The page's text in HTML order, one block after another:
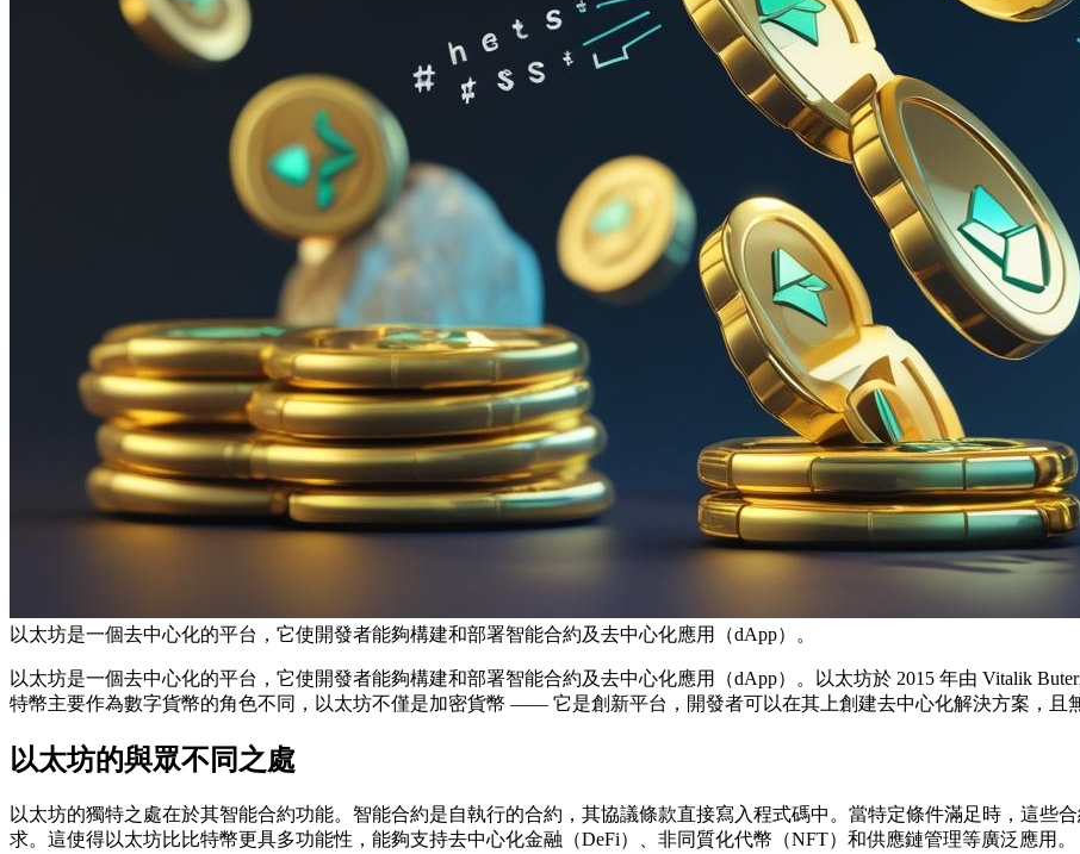
以太坊是一個去中心化的平台，它使開發者能夠構建和部署智能合約及去中心化應用（dApp）。
以太坊是一個去中心化的平台，它使開發者能夠構建和部署智能合約及去中心化應用（dApp）。以太坊於 2015 年由 Vitalik
特幣主要作為數字貨幣的角色不同，以太坊不僅是加密貨幣 —— 它是創新平台，開發者可以在其上創建去中心化解決方案，且
以太坊的與眾不同之處
以太坊的獨特之處在於其智能合約功能。智能合約是自執行的合約，其協議條款直接寫入程式碼中。當特定條件滿足時，這些
求。這使得以太坊比比特幣更具多功能性，能夠支持去中心化金融（DeFi）、非同質化代幣（NFT）和供應鏈管理等廣泛應用。